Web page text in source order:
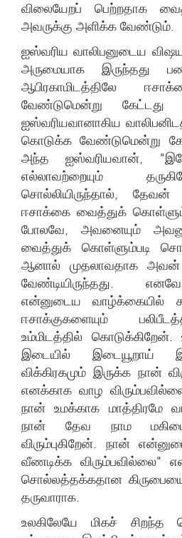
விலையேறப் பெற்றதாக
அவருக்கு அளிக்க வேண்டும்.
ஐஸ்வரிய வாலிபனுடைய
அருமையாக இருந்தது
ஆபிரகாமிடத்திலே
வேண்டுமென்று
ஐஸ்வரியவானாகிய
கொடுக்க வேண்டுமென்று
அந்த ஐஸ்வரியவான்,
எல்லாவற்றையும்
சொல்லியிருந்தால், தேவன்
ஈசாக்கை வைத்துக்
போலவே, அவனையும்
வைத்துக் கொள்ளும்படி
ஆனால் முதலாவதாக அவன்
வேண்டியிருந்தது.
என்னுடைய வாழ்க்கையில்
ஈசாக்குகளையும்
உம்மிடத்தில்
இடையில் இடையூறாய்
விக்கிரகமும் இருக்க நான்
எனக்காக வாழ
நான் உமக்காக மாத்திரமே
நான் தேவ நாம
விரும்புகிறேன். நான்
வீணடிக்க விரும்பவில்லை"
சொல்லத்தக்கதான
தருவாராக.
உலகிலேயே மிகச் சிறந்த